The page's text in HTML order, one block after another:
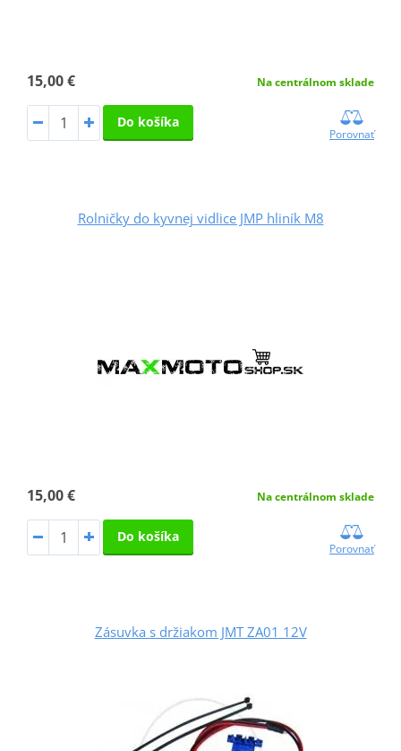
15,00 € Na centrálnom sklade
Do košíka
Porovnať
Rolničky do kyvnej vidlice JMP hliník M8
15,00 € Na centrálnom sklade
Do košíka
Porovnať
Zásuvka s držiakom JMT ZA01 12V